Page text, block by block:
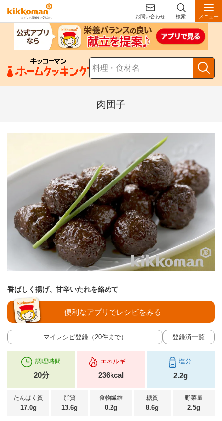
お問い合わせ 検索 メニュー
肉団子
香ばしく揚げ、甘辛いたれを絡めて
マイレシピ登録（20件まで） 登録済一覧
便利なアプリでレシピをみる
調理時間
20分
エネルギー
236kcal
塩分
2.2g
たんぱく質
17.0g
脂質
13.6g
食物繊維
0.2g
糖質
8.6g
野菜量
2.5g